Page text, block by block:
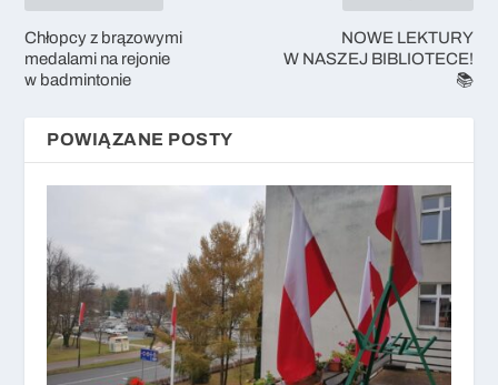
Chłopcy z brązowymi
medalami na rejonie
w badmintonie
NOWE LEKTURY
W NASZEJ BIBLIOTECE!
📚
POWIĄZANE POSTY